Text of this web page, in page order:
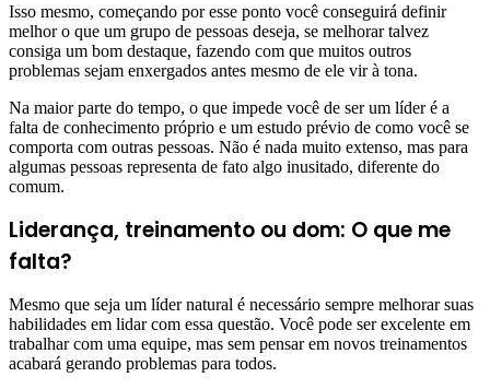
Isso mesmo, começando por esse ponto você conseguirá definir
melhor o que um grupo de pessoas deseja, se melhorar talvez
consiga um bom destaque, fazendo com que muitos outros
problemas sejam enxergados antes mesmo de ele vir à tona.
Na maior parte do tempo, o que impede você de ser um líder é a
falta de conhecimento próprio e um estudo prévio de como você se
comporta com outras pessoas. Não é nada muito extenso, mas para
algumas pessoas representa de fato algo inusitado, diferente do
comum.
Liderança, treinamento ou dom: O que me
falta?
Mesmo que seja um líder natural é necessário sempre melhorar suas
habilidades em lidar com essa questão. Você pode ser excelente em
trabalhar com uma equipe, mas sem pensar em novos treinamentos
acabará gerando problemas para todos.